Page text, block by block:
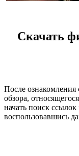
Скачать
После
обзора,
начать поиск ссылок
воспользовавшись